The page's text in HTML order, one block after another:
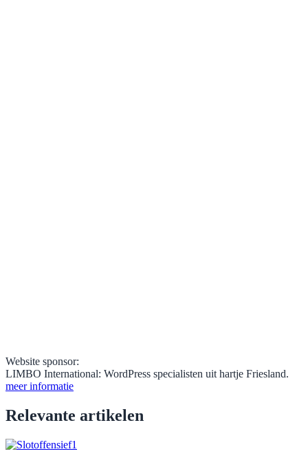
Website sponsor:
LIMBO International: WordPress specialisten uit hartje Friesland.
meer informatie
Relevante artikelen